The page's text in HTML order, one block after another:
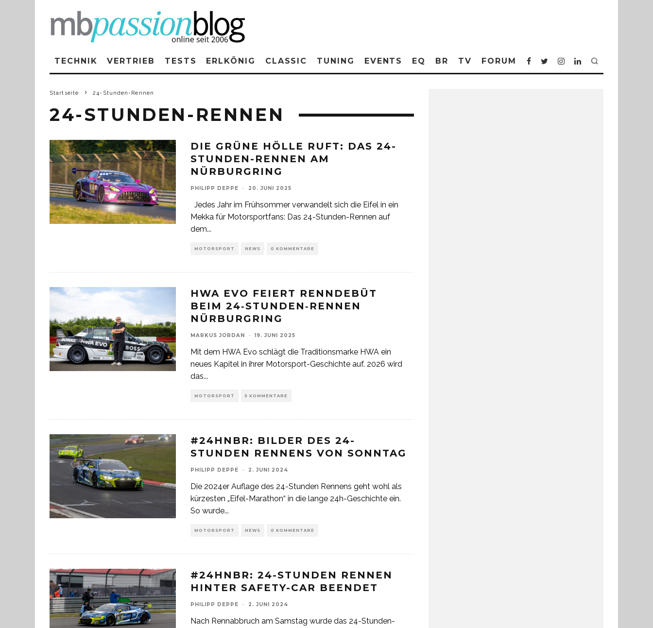
TECHNIK VERTRIEB TESTS ERLKÖNIG CLASSIC TUNING EVENTS EQ BR TV FORUM
Startseite 24-Stunden-Rennen
24-STUNDEN-RENNEN
DIE GRÜNE HÖLLE RUFT: DAS 24-
STUNDEN-RENNEN AM
NÜRBURGRING
PHILIPP DEPPE · 20. JUNI 2025
Jedes Jahr im Frühsommer verwandelt sich die Eifel in ein
Mekka für Motorsportfans: Das 24-Stunden-Rennen auf
dem...
MOTORSPORT NEWS 0 KOMMENTARE
HWA EVO FEIERT RENNDEBÜT
BEIM 24‑STUNDEN‑RENNEN
NÜRBURGRING
MARKUS JORDAN · 19. JUNI 2025
Mit dem HWA Evo schlägt die Traditionsmarke HWA ein
neues Kapitel in ihrer Motorsport-Geschichte auf. 2026 wird
das...
MOTORSPORT 5 KOMMENTARE
#24HNBR: BILDER DES 24-
STUNDEN RENNENS VON SONNTAG
PHILIPP DEPPE · 2. JUNI 2024
Die 2024er Auflage des 24-Stunden Rennens geht wohl als
kürzesten „Eifel-Marathon“ in die lange 24h-Geschichte ein.
So wurde...
MOTORSPORT NEWS 0 KOMMENTARE
#24HNBR: 24-STUNDEN RENNEN
HINTER SAFETY-CAR BEENDET
PHILIPP DEPPE · 2. JUNI 2024
Nach Rennabbruch am Samstag wurde das 24-Stunden-